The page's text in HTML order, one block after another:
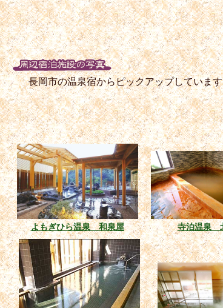
長岡市の温泉宿からピックアップしていま
よもぎひら温泉 和泉屋 寺泊温泉